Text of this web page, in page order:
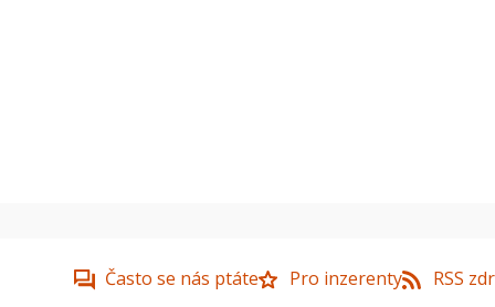
Často se nás ptáte Pro inzerenty RSS